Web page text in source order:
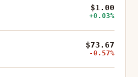
$1.00
+0.03%
$73.67
-0.57%